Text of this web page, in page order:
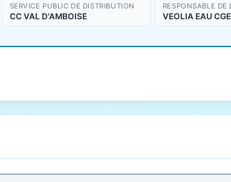
SERVICE PUBLIC DE DISTRIBUTION
CC VAL D'AMBOISE
RESPONSABLE DE
VEOLIA EAU CGE